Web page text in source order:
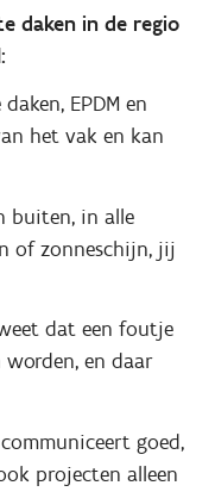
daken in de regio
EPDM en
het vak en kan
buiten, in alle
of zonneschijn, jij
dat een foutje
en daar
goed,
projecten alleen